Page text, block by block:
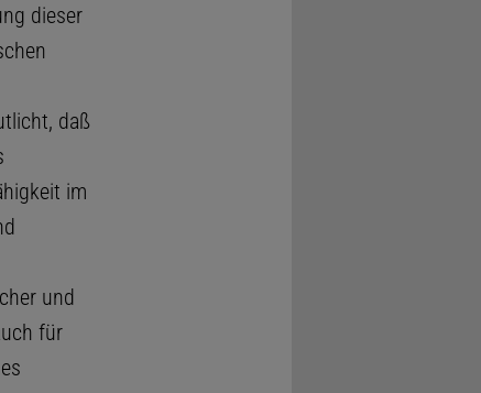
dieser
daß
im
und
für